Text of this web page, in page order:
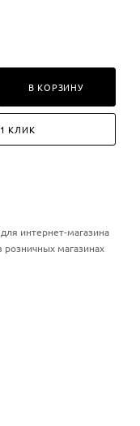
В КОРЗИНУ
КЛИК
интернет-магазина
розничных магазинах